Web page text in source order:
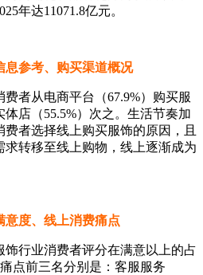
年达11071.8亿元。
息参考、购买渠道概况
者从电商平台（67.9%）购买服
店（55.5%）次之。生活节奏加
者选择线上购买服饰的原因，且
转移至线上购物，线上逐渐成为
意度、线上消费痛点
行业消费者评分在满意以上的占
点前三名分别是：客服服务